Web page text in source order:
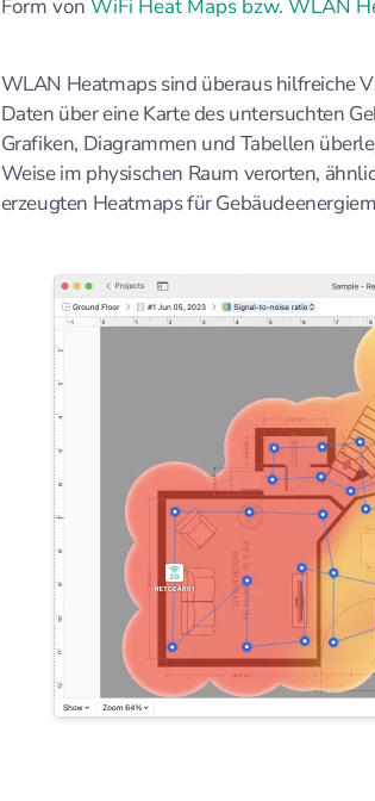
Form von WiFi Heat Maps bzw. WLAN
WLAN Heatmaps sind überaus hilfreiche
Daten über eine Karte des untersuchten
Grafiken, Diagrammen und Tabellen
Weise im physischen Raum verorten,
erzeugten Heatmaps für